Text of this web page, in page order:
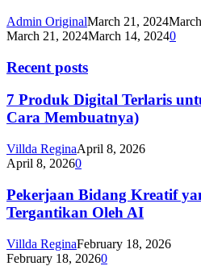
Admin OriginalMarch 21, 2024
March 21, 2024March 14, 20240
Recent posts
7 Produk Digital Terlaris
Cara Membuatnya)
Villda ReginaApril 8, 2026
April 8, 20260
Pekerjaan Bidang Kreatif
Tergantikan Oleh AI
Villda ReginaFebruary 18, 2026
February 18, 20260